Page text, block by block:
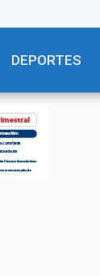
DEPORTES